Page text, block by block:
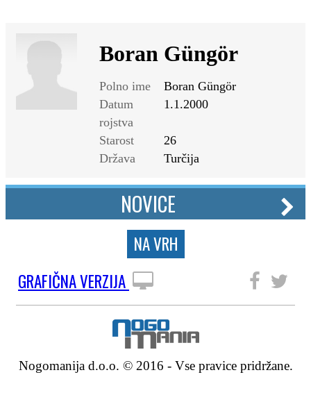
Boran Güngör
Polno ime
Boran Güngör
Datum
rojstva
1.1.2000
Starost
26
Država
Turčija
NOVICE
NA VRH
GRAFIČNA VERZIJA
Nogomanija d.o.o. © 2016 - Vse pravice pridržane.